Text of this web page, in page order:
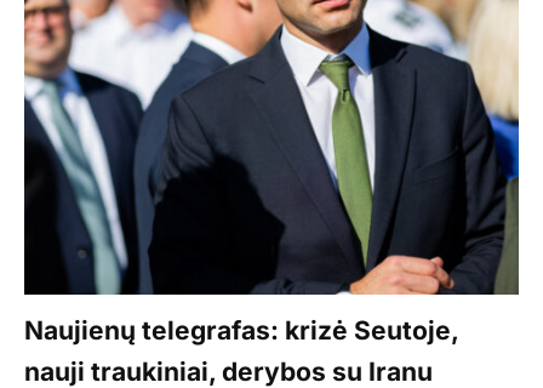
Naujienų telegrafas: krizė Seutoje,
nauji traukiniai, derybos su Iranu